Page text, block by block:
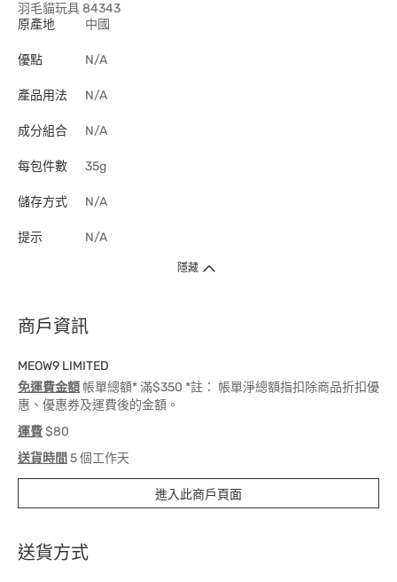
羽毛貓玩具 84343
原產地
中國
優點 N/A
產品用法 N/A
成分組合 N/A
每包件數 35g
儲存方式 N/A
提示 N/A
隱藏
商戶資訊
MEOW9 LIMITED
免運費金額 帳單總額* 滿$350 *註： 帳單淨總額指扣除商品折扣優
惠、優惠券及運費後的金額。
運費$80
送貨時間 5 個工作天
進入此商戶頁面
送貨方式